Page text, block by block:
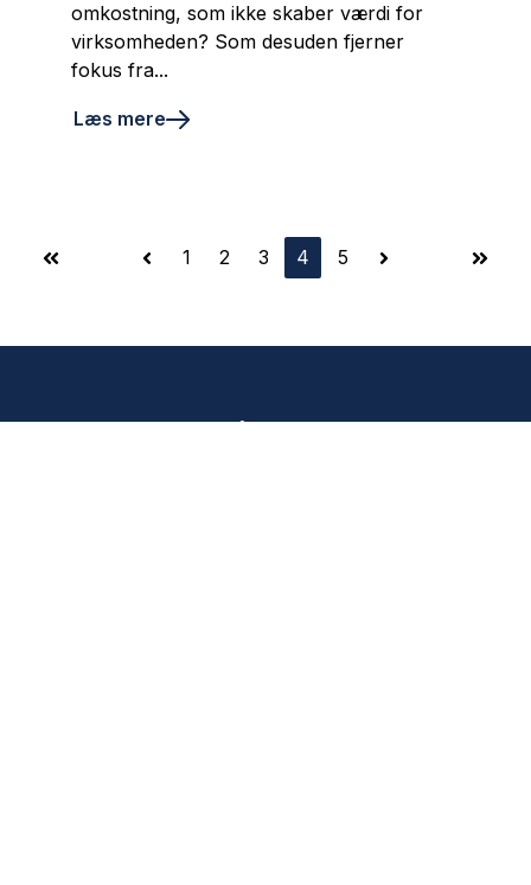
omkostning, som ikke skaber værdi for
virksomheden? Som desuden fjerner
fokus fra...
Læs mere
First Prev 1 2 3 4 5 Next Last
Er du klar til en snak?